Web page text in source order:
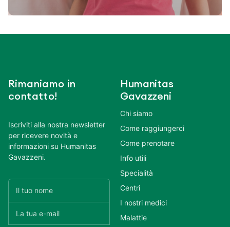
Rimaniamo in
contatto!
Iscriviti alla nostra newsletter
per ricevere novità e
informazioni su Humanitas
Gavazzeni.
Humanitas
Gavazzeni
Chi siamo
Come raggiungerci
Come prenotare
Info utili
Specialità
Centri
I nostri medici
Malattie